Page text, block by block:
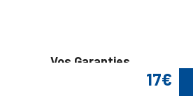
17€
Vos Garanties